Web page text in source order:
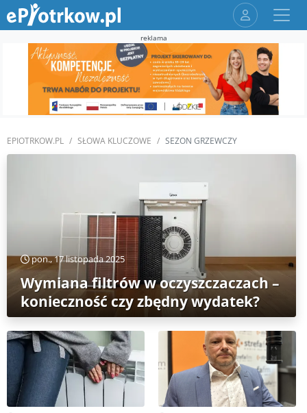
reklama
EPIOTRKOW.PL SŁOWA KLUCZOWE SEZON GRZEWCZY
pon., 17 listopada 2025
Wymiana filtrów w oczyszczaczach –
konieczność czy zbędny wydatek?